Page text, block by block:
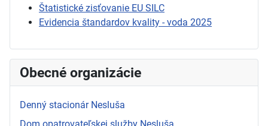
Štatistické zisťovanie EU SILC
Evidencia štandardov kvality - voda 2025
Obecné organizácie
Denný stacionár Nesluša
Dom opatrovateľskej služby Nesluša